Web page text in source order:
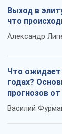
Выход в
что
Александр
Что ожидает
годах?
прогнозов
Василий